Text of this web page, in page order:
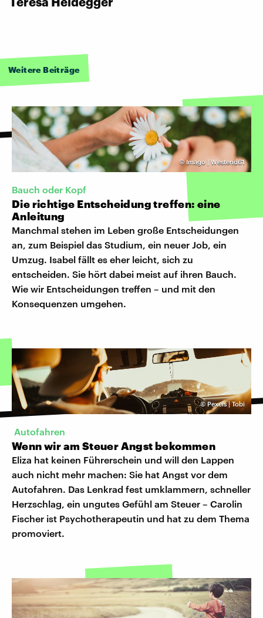
Weitere Beiträge
©Imago | Westend61
Bauch oder Kopf
Die richtige Entscheidung treffen: eine
Anleitung
Manchmal stehen im Leben große Entscheidungen
an, zum Beispiel das Studium, ein neuer Job, ein
Umzug. Isabel fällt es eher leicht, sich zu
entscheiden. Sie hört dabei meist auf ihren Bauch.
Wie wir Entscheidungen treffen – und mit den
Konsequenzen umgehen.
©Pexels | Tobi
Autofahren
Wenn wir am Steuer Angst bekommen
Eliza hat keinen Führerschein und will den Lappen
auch nicht mehr machen: Sie hat Angst vor dem
Autofahren. Das Lenkrad fest umklammern, schneller
Herzschlag, ein ungutes Gefühl am Steuer – Carolin
Fischer ist Psychotherapeutin und hat zu dem Thema
promoviert.